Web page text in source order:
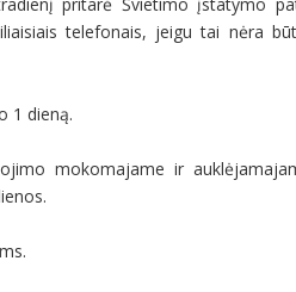
telefonais, jeigu tai nėra
1 dieną.
mokomajame ir